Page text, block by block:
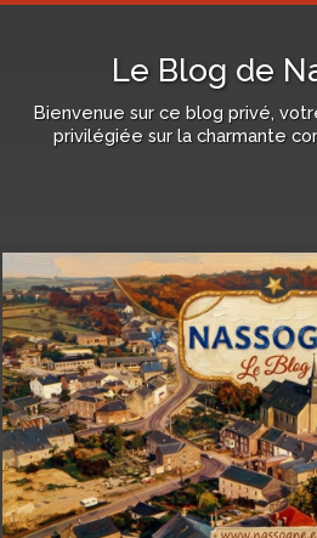
Le Blog de
Bienvenue sur ce blog privé,
privilégiée sur la charmante